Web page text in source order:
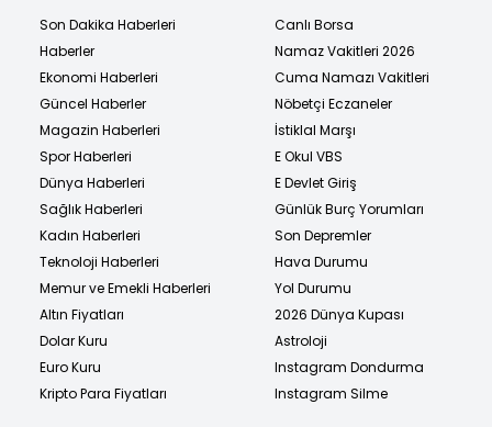
Son Dakika Haberleri
Haberler
Ekonomi Haberleri
Güncel Haberler
Magazin Haberleri
Spor Haberleri
Dünya Haberleri
Sağlık Haberleri
Kadın Haberleri
Teknoloji Haberleri
Memur ve Emekli Haberleri
Altın Fiyatları
Dolar Kuru
Euro Kuru
Kripto Para Fiyatları
Canlı Borsa
Namaz Vakitleri 2026
Cuma Namazı Vakitleri
Nöbetçi Eczaneler
İstiklal Marşı
E Okul VBS
E Devlet Giriş
Günlük Burç Yorumları
Son Depremler
Hava Durumu
Yol Durumu
2026 Dünya Kupası
Astroloji
Instagram Dondurma
Instagram Silme